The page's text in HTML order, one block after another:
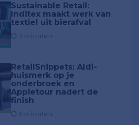
Sustainable Retail:
Inditex maakt werk van
textiel uit bierafval
RetailSnippets: Aldi-
huismerk op je
onderbroek en
Appietour nadert de
finish